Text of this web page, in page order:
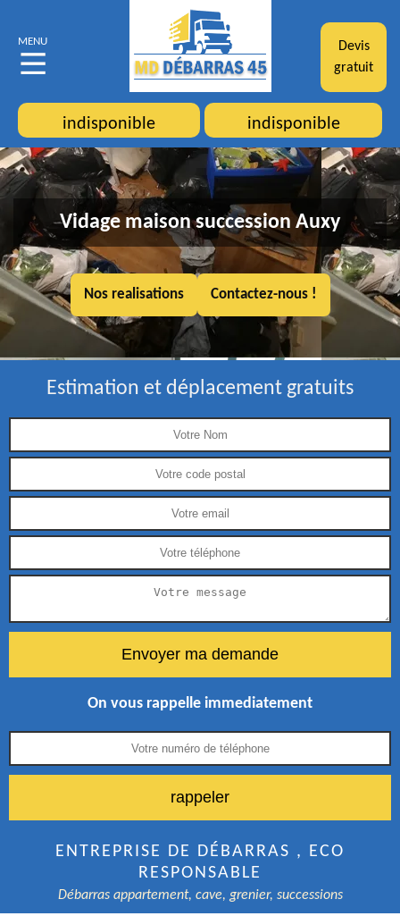
MENU
Devis
gratuit
indisponible indisponible
Vidage maison succession Auxy
Nos realisations Contactez-nous !
Estimation et déplacement gratuits
On vous rappelle immediatement
ENTREPRISE DE DÉBARRAS , ECO
RESPONSABLE
Débarras appartement, cave, grenier, successions